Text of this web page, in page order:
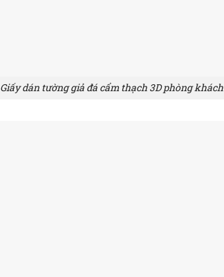
Giấy dán tường giả đá cẩm thạch 3D phòng khách